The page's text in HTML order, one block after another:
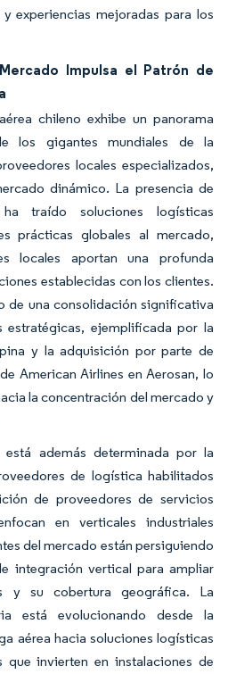
experiencias mejoradas para los
Impulsa el Patrón de
chileno exhibe un panorama
los gigantes mundiales de la
locales especializados,
dinámico. La presencia de
ha traído soluciones logísticas
prácticas globales al mercado,
locales aportan una profunda
establecidas con los clientes.
de una consolidación significativa
estratégicas, ejemplificada por la
y la adquisición por parte de
American Airlines en Aerosan, lo
la concentración del mercado y
además determinada por la
de logística habilitados
de proveedores de servicios
en verticales industriales
del mercado están persiguiendo
integración vertical para ampliar
y su cobertura geográfica. La
está evolucionando desde la
aérea hacia soluciones logísticas
que invierten en instalaciones de